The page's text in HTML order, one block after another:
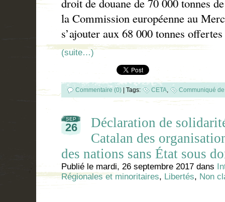
la Commission européenne au
s’ajouter aux 68 000 tonnes
(suite…)
Commentaire (0) | Tags: CETA Communiqué
SEP
26
Déclaration de
Catalan des
des nations sans État sous
Publié le mardi, 26 septembre 2017 dans
Régionales et minoritaires, Libertés, Non